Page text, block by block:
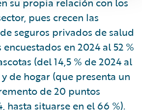
pues crecen las
seguros privados de salud
en 2024 al 52 %
(del 14,5 % de 2024 al
y de hogar (que presenta un
de 20 puntos
hasta situarse en el 66 %).